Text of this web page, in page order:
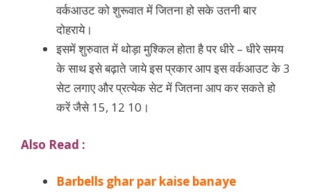
वर्कआउट को शुरूवात में जितना हो सके उतनी बार
दोहराये।
इसमें शुरुवात में थोड़ा मुश्किल होता है पर धीरे – धीरे समय
के साथ इसे बढ़ाते जाये इस प्रकार आप इस वर्कआउट के 3
सेट लगाए और प्रत्येक सेट में जितना आप कर सकते हो
करें जैसे 15, 12 10।
Also Read :
Barbells ghar par kaise banaye